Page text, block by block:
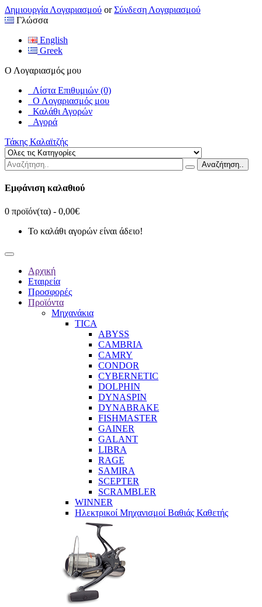
Δημιουργία Λογαριασμού orΣύνδεση Λογαριασμού
Γλώσσα
English
Greek
Ο Λογαριασμός μου
Λίστα Επιθυμιών (0)
Ο Λογαριασμός μου
Καλάθι Αγορών
Αγορά
Τάκης Καλαϊτζής
Αναζήτηση..
Εμφάνιση καλαθιού
0 προϊόν(τα) - 0,00€
Το καλάθι αγορών είναι άδειο!
Αρχική
Εταιρεία
Προσφορές
Προϊόντα
Μηχανάκια
TICA
ABYSS
CAMBRIA
CAMRY
CONDOR
CYBERNETIC
DOLPHIN
DYNASPIN
DYNABRAKE
FISHMASTER
GAINER
GALANT
LIBRA
RAGE
SAMIRA
SCEPTER
SCRAMBLER
WINNER
Ηλεκτρικοί Μηχανισμοί Βαθιάς Καθετής